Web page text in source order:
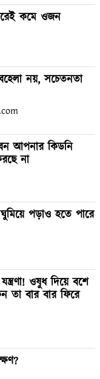
কমে ওজন
নয়, সচেতনতা
আপনার কিডনি
না
পড়াও হতে পারে
ওষুধ দিয়ে বশে
তা বার বার ফিরে